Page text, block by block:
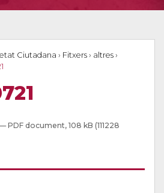
Ciutadana › Fitxers › altres ›
PDF document, 108 kB (111228